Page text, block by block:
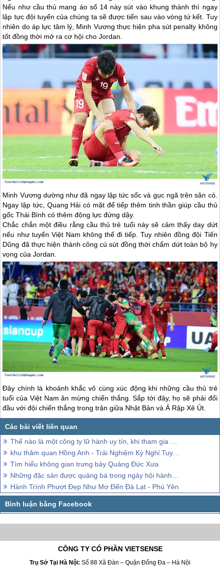
Nếu như cầu thủ mang áo số 14 này sút vào khung thành thì ngay
lập tực đội tuyển của chúng ta sẽ được tiến sau vào vòng tứ kết. Tuy
nhiên do áp lực tâm lý, Minh Vương thực hiện pha sút penalty không
tốt đồng thời mở ra cơ hội cho Jordan.
Minh Vương dường như đã ngay lập tức sốc và gục ngã trên sân cỏ.
Ngay lập tức, Quang Hải có mặt để tiếp thêm tinh thần giúp cầu thủ
gốc Thái Bình có thêm động lực đứng dậy.
Chắc chắn một điều rằng cầu thủ trẻ tuổi này sẽ cảm thấy day dứt
nếu như tuyển Việt Nam không thể đi tiếp. Tuy nhiên đồng đội Tiến
Dũng đã thực hiện thành công cú sút đồng thời chấm dứt toàn bộ hy
vọng của Jordan.
Đây chính là khoảnh khắc vô cùng xúc động khi những cầu thủ trẻ
tuổi của Việt Nam ăn mừng chiến thắng. Sắp tới đây, họ sẽ phải đối
đầu với đội chiến thắng trong trận giữa Nhật Bản và Ả Rập Xê Út.
Thế nào là một công ty lữ hành uy tín, khi tham gia Hành Trình khám phá Phú Yên, 2018.
khu thăm quan Hồng Anh - Trải Nghiệm Kỳ Nghỉ Tuyệt Vời Ven Biển Phú Yên
Tìm hiểu không gian trưng bày Quảng Đức Xưa
Những đặc sản được quảng bá trong ngày hội hành trình Phú yên 2018
Hành Trình Phượt Đẹp Như Mơ Đến Đà Lạt - Phú Yên
CÔNG TY CỔ PHẦN VIETSENSE
Trụ Sở Tại Hà Nội: Số 88 Xã Đàn – Quận Đống Đa – Hà Nội